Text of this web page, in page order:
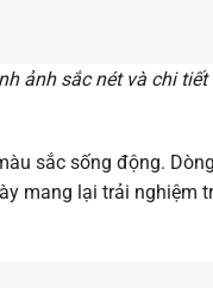
ảnh sắc nét và chi tiết
sắc sống động.
mang lại trải nghiệm